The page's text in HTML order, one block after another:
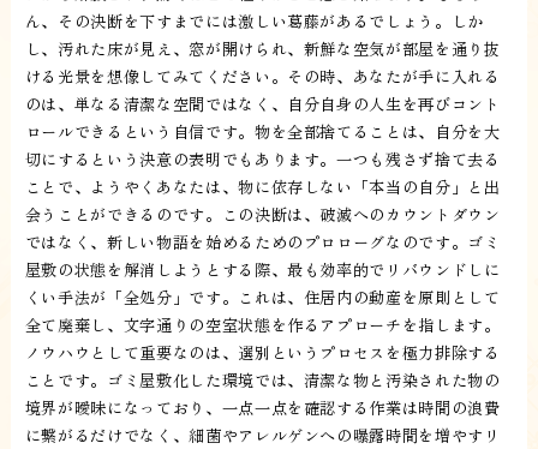
ん、その決断を下すまでには激しい葛藤があるでしょう。しか
し、汚れた床が見え、窓が開けられ、新鮮な空気が部屋を通り抜
ける光景を想像してみてください。その時、あなたが手に入れる
のは、単なる清潔な空間ではなく、自分自身の人生を再びコント
ロールできるという自信です。物を全部捨てることは、自分を大
切にするという決意の表明でもあります。一つも残さず捨て去る
ことで、ようやくあなたは、物に依存しない「本当の自分」と出
会うことができるのです。この決断は、破滅へのカウントダウン
ではなく、新しい物語を始めるためのプロローグなのです。ゴミ
屋敷の状態を解消しようとする際、最も効率的でリバウンドしに
くい手法が「全処分」です。これは、住居内の動産を原則として
全て廃棄し、文字通りの空室状態を作るアプローチを指します。
ノウハウとして重要なのは、選別というプロセスを極力排除する
ことです。ゴミ屋敷化した環境では、清潔な物と汚染された物の
境界が曖昧になっており、一点一点を確認する作業は時間の浪費
に繋がるだけでなく、細菌やアレルゲンへの曝露時間を増やすリ